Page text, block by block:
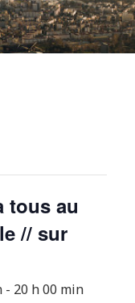
tous au
// sur
- 20 h 00 min